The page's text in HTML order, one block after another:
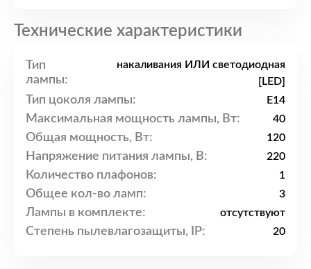
Технические характеристики
Тип
лампы:
накаливания ИЛИ светодиодная
[LED]
Тип цоколя лампы: E14
Максимальная мощность лампы, Вт: 40
Общая мощность, Вт: 120
Напряжение питания лампы, В: 220
Количество плафонов: 1
Общее кол-во ламп: 3
Лампы в комплекте: отсутствуют
Степень пылевлагозащиты, IP: 20